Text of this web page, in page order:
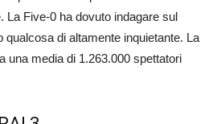
La Five-0 ha dovuto indagare sul
di altamente inquietante. La
una media di 1.263.000 spettatori